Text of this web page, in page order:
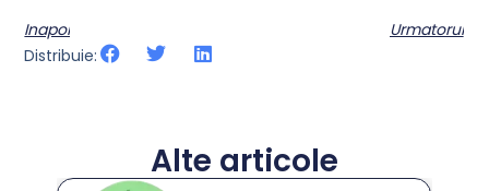
Inapoi
Urmatorul
Distribuie:
Alte articole